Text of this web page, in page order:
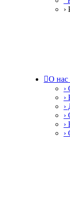
›
О нас
›
›
›
›
›
›